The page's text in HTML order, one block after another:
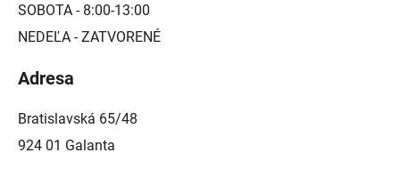
SOBOTA - 8:00-13:00
NEDEĽA - ZATVORENÉ
Adresa
Bratislavská 65/48
924 01 Galanta